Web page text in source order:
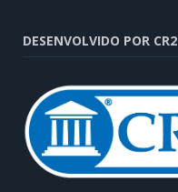
DESENVOLVIDO POR CR2